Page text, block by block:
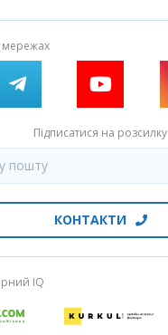
мережах
Підписатися на розсилку
КОНТАКТИ
IQ